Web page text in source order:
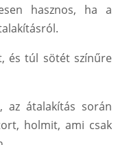
hasznos, ha a
és túl sötét színűre
az átalakítás során
holmit, ami csak